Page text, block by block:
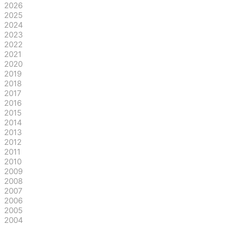
2026
2025
2024
2023
2022
2021
2020
2019
2018
2017
2016
2015
2014
2013
2012
2011
2010
2009
2008
2007
2006
2005
2004